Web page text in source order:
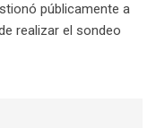
públicamente a
realizar el sondeo